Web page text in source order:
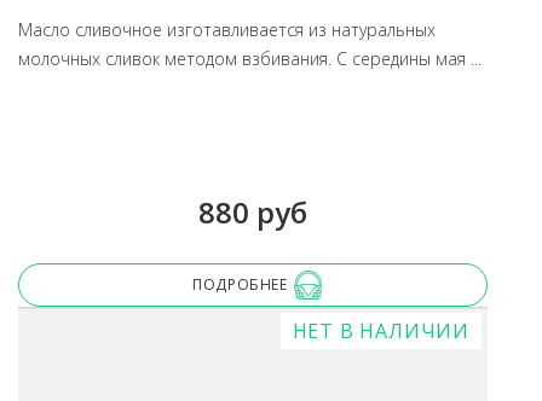
Масло сливочное изготавливается из натуральных
молочных сливок методом взбивания. С середины мая ...
880 руб
ПОДРОБНЕЕ
НЕТ В НАЛИЧИИ